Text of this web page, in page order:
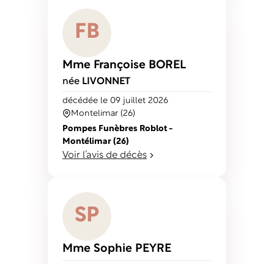
F B
Mme Françoise BOREL
née LIVONNET
Montelimar (26)
décédée le 09 juillet 2026
Pompes Funèbres Roblot -
Montélimar (26)
Voir l’avis de décès
S P
Mme Sophie PEYRE